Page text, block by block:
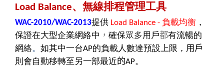
Load Balance、無線排程管理工具
WAC-2010/WAC-2013提供 Load Balance - 負載均衡 ，
保證在大型企業網絡中 ， 確保眾多用戶都有流暢的
網絡。 如其中一台AP的負載人數達預設上限， 用戶
則會自動移轉至另一部最近的AP。